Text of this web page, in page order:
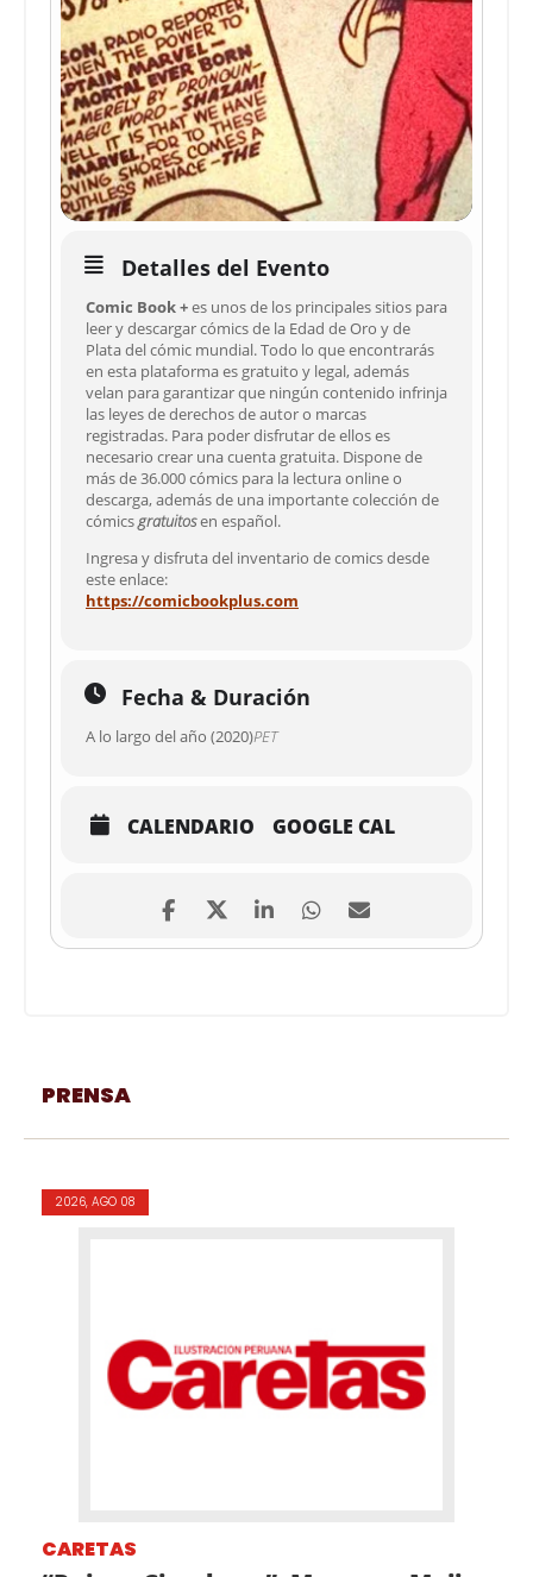
Detalles del Evento
Comic Book +es unos de los principales sitios para
leer y descargar cómics de la Edad de Oro y de
Plata del cómic mundial. Todo lo que encontrarás
en esta plataforma es gratuito y legal, además
velan para garantizar que ningún contenido infrinja
las leyes de derechos de autor o marcas
registradas. Para poder disfrutar de elloses
necesario crear una cuenta gratuita. Dispone de
más de 36.000 cómics para la lectura online o
descarga, además de una importante colección de
cómicsgratuitosen español.
Ingresa y disfruta del inventario de comics desde
este enlace:
https://comicbookplus.com
Fecha & Duración
A lo largo del año (2020)PET
CALENDARIO GOOGLE CAL
PRENSA
2026, AGO 08
CARETAS